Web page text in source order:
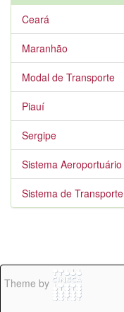
Ceará
Maranhão
Modal de Transporte
Piauí
Sergipe
Sistema Aeroportuário
Sistema de Transporte
Theme by